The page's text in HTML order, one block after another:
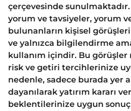
çerçevesinde
yorum ve tavsiyeler, yorum
bulunanların kişisel
ve yalnızca bilgilendirme
kullanım içindir. Bu
risk ve getiri tercihlerinize
nedenle, sadece burada yer
dayanılarak yatırım kararı
beklentilerinize uygun